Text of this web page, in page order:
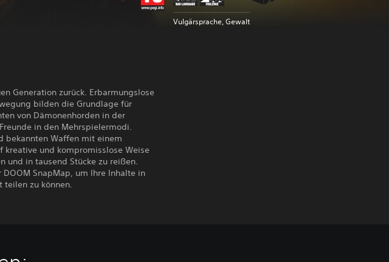
Vulgärsprache, Gewalt
Generation zurück. Erbarmungslose
bilden die Grundlage für
von Dämonenhorden in der
in den Mehrspielermodi.
bekannten Waffen mit einem
kreative und kompromisslose Weise
und in tausend Stücke zu reißen.
SnapMap, um Ihre Inhalte in
teilen zu können.